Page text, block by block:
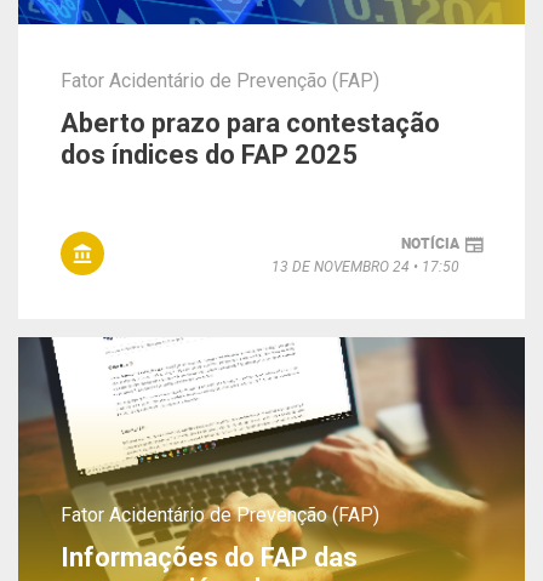
Fator Acidentário de Prevenção (FAP)
Aberto prazo para contestação
dos índices do FAP 2025
NOTÍCIA
13 DE NOVEMBRO 24
17:50
Fator Acidentário de Prevenção (FAP)
Informações do FAP das